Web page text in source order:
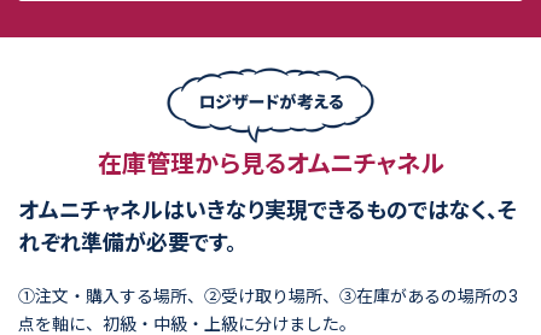
在庫管理から見るオムニチャネル
オムニチャネルはいきなり実現できるものではなく、そ
れぞれ準備が必要です。
①注文・購入する場所、②受け取り場所、③在庫があるの場所の3
点を軸に、初級・中級・上級に分けました。